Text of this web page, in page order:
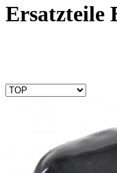
Ersatzteile